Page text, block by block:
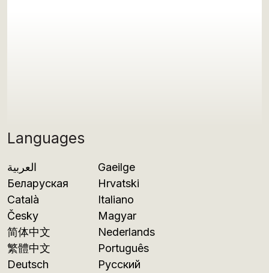
Languages
العربية
Беларуская
Català
Česky
简体中文
繁體中文
Deutsch
Gaeilge
Hrvatski
Italiano
Magyar
Nederlands
Português
Русский